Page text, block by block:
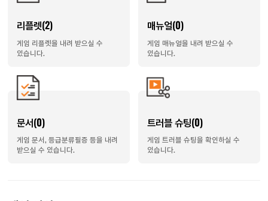
리플렛(2)
게임 리플렛을 내려 받으실 수
있습니다.
매뉴얼(0)
게임 매뉴얼을 내려 받으실 수
있습니다.
문서(0)
게임 문서, 등급분류필증 등을 내려
받으실 수 있습니다.
트러블 슈팅(0)
게임 트러블 슈팅을 확인하실 수
있습니다.